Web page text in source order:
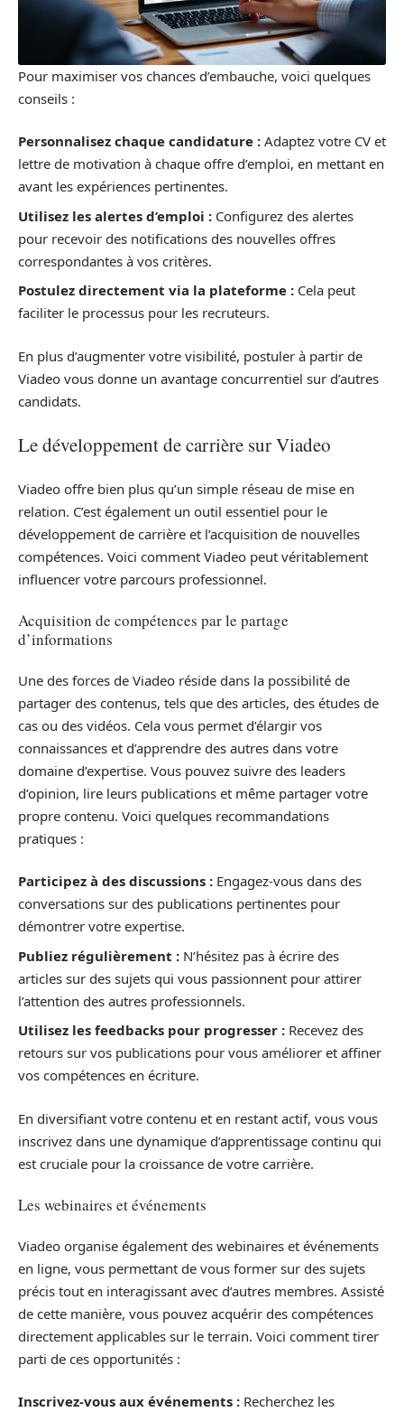
Pour maximiser vos chances d’embauche, voici quelques
conseils :
Personnalisez chaque candidature : Adaptez votre CV et
lettre de motivation à chaque offre d’emploi, en mettant en
avant les expériences pertinentes.
Utilisez les alertes d’emploi : Configurez des alertes
pour recevoir des notifications des nouvelles offres
correspondantes à vos critères.
Postulez directement via la plateforme : Cela peut
faciliter le processus pour les recruteurs.
En plus d’augmenter votre visibilité, postuler à partir de
Viadeo vous donne un avantage concurrentiel sur d’autres
candidats.
Le développement de carrière sur Viadeo
Viadeo offre bien plus qu’un simple réseau de mise en
relation. C’est également un outil essentiel pour le
développement de carrière et l’acquisition de nouvelles
compétences. Voici comment Viadeo peut véritablement
influencer votre parcours professionnel.
Acquisition de compétences par le partage
d’informations
Une des forces de Viadeo réside dans la possibilité de
partager des contenus, tels que des articles, des études de
cas ou des vidéos. Cela vous permet d’élargir vos
connaissances et d’apprendre des autres dans votre
domaine d’expertise. Vous pouvez suivre des leaders
d’opinion, lire leurs publications et même partager votre
propre contenu. Voici quelques recommandations
pratiques :
Participez à des discussions : Engagez-vous dans des
conversations sur des publications pertinentes pour
démontrer votre expertise.
Publiez régulièrement : N’hésitez pas à écrire des
articles sur des sujets qui vous passionnent pour attirer
l’attention des autres professionnels.
Utilisez les feedbacks pour progresser : Recevez des
retours sur vos publications pour vous améliorer et affiner
vos compétences en écriture.
En diversifiant votre contenu et en restant actif, vous vous
inscrivez dans une dynamique d’apprentissage continu qui
est cruciale pour la croissance de votre carrière.
Les webinaires et événements
Viadeo organise également des webinaires et événements
en ligne, vous permettant de vous former sur des sujets
précis tout en interagissant avec d’autres membres. Assisté
de cette manière, vous pouvez acquérir des compétences
directement applicables sur le terrain. Voici comment tirer
parti de ces opportunités :
Inscrivez-vous aux événements : Recherchez les